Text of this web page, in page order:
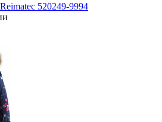
520249-9994